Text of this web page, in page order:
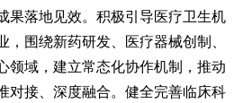
果落地见效。积极引导医疗卫生机
，围绕新药研发、医疗器械创制、
领域，建立常态化协作机制，推动
对接、深度融合。健全完善临床科